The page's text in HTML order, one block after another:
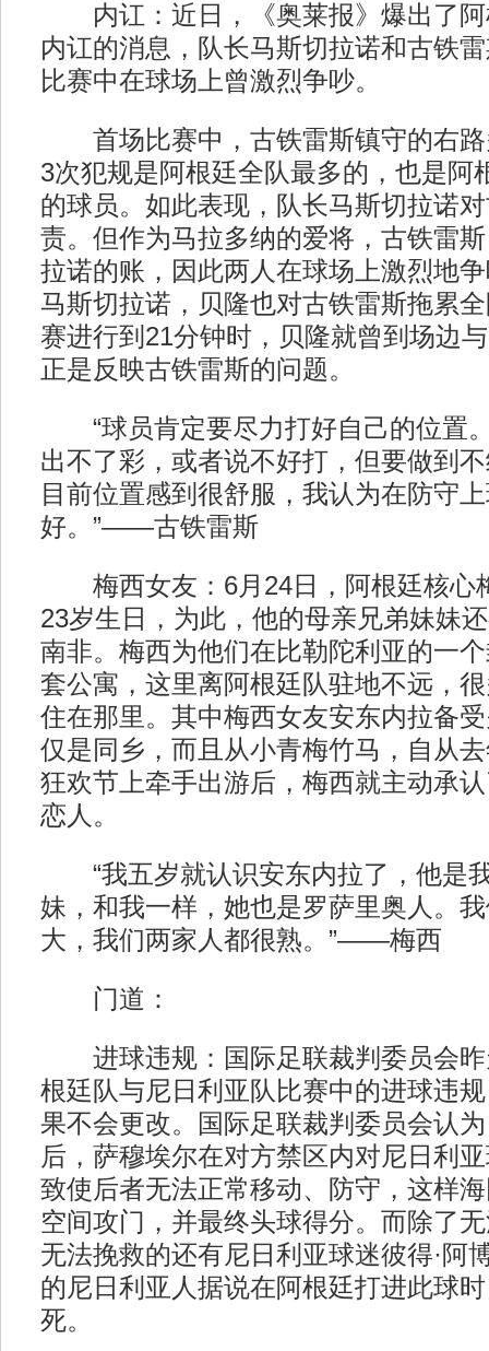
内讧：近日，《奥莱报》爆出了阿
内讧的消息，队长马斯切拉诺和古铁
比赛中在球场上曾激烈争吵。
首场比赛中，古铁雷斯镇守的右路
3次犯规是阿根廷全队最多的，也是阿
的球员。如此表现，队长马斯切拉诺
责。但作为马拉多纳的爱将，古铁雷
拉诺的账，因此两人在球场上激烈地
马斯切拉诺，贝隆也对古铁雷斯拖累
赛进行到21分钟时，贝隆就曾到场边
正是反映古铁雷斯的问题。
“球员肯定要尽力打好自己的位置
出不了彩，或者说不好打，但要做到
目前位置感到很舒服，我认为在防守
好。”——古铁雷斯
梅西女友：6月24日，阿根廷核心
23岁生日，为此，他的母亲兄弟妹妹
南非。梅西为他们在比勒陀利亚的一
套公寓，这里离阿根廷队驻地不远，
住在那里。其中梅西女友安东内拉备
仅是同乡，而且从小青梅竹马，自从
狂欢节上牵手出游后，梅西就主动承
恋人。
“我五岁就认识安东内拉了，他是
妹，和我一样，她也是罗萨里奥人。
大，我们两家人都很熟。”——梅西
门道：
进球违规：国际足联裁判委员会昨
根廷队与尼日利亚队比赛中的进球违
果不会更改。国际足联裁判委员会认
后，萨穆埃尔在对方禁区内对尼日利
致使后者无法正常移动、防守，这样
空间攻门，并最终头球得分。而除了
无法挽救的还有尼日利亚球迷彼得·阿
的尼日利亚人据说在阿根廷打进此球
死。